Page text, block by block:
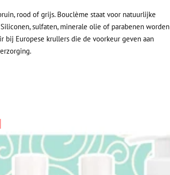
rood of grijs. Bouclème staat voor natuurlijke
sulfaten, minerale olie of parabenen worden
bij Europese krullers die de voorkeur geven aan